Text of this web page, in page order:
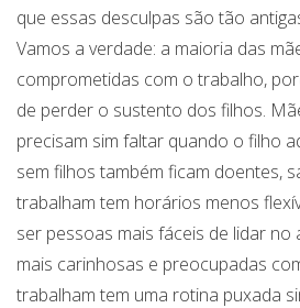
que essas desculpas são tão
Vamos a verdade: a maioria das
comprometidas com o trabalho,
de perder o sustento dos filhos.
precisam sim faltar quando o filho
sem filhos também ficam doentes,
trabalham tem horários menos
ser pessoas mais fáceis de lidar no
mais carinhosas e preocupadas
trabalham tem uma rotina puxada